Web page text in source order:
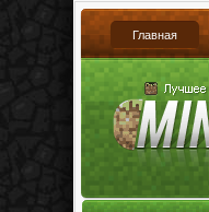
Главная